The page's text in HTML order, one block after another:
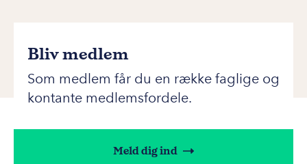
Bliv medlem
Som medlem får du en række faglige og
kontante medlemsfordele.
Meld dig ind